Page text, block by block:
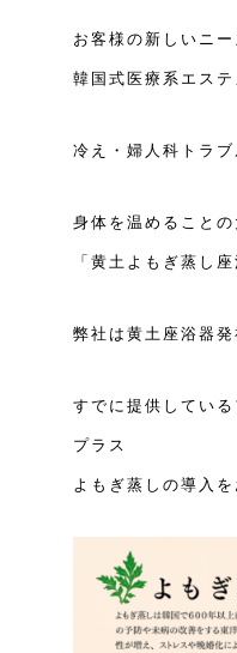
お客様の新しいニ
韓国式医療系エス
冷え・婦人科トラ
身体を温めること
「黄土よもぎ蒸し座
弊社は黄土座浴器
すでに提供してい
プラス
よもぎ蒸しの導入